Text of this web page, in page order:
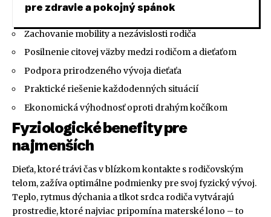
pre zdravie a pokojný spánok
Zachovanie mobility a nezávislosti rodiča
Posilnenie citovej väzby medzi rodičom a dieťaťom
Podpora prirodzeného vývoja dieťaťa
Praktické riešenie každodenných situácií
Ekonomická výhodnosť oproti drahým kočíkom
Fyziologické benefity pre
najmenších
Dieťa, ktoré trávi čas v blízkom kontakte s rodičovským
telom, zažíva optimálne podmienky pre svoj fyzický vývoj.
Teplo, rytmus dýchania a tlkot srdca rodiča vytvárajú
prostredie, ktoré najviac pripomína materské lono – to